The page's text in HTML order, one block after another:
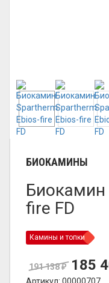
БИОКАМИНЫ
Биокамин
fire FD
Камины и топки
191 138₽ 185